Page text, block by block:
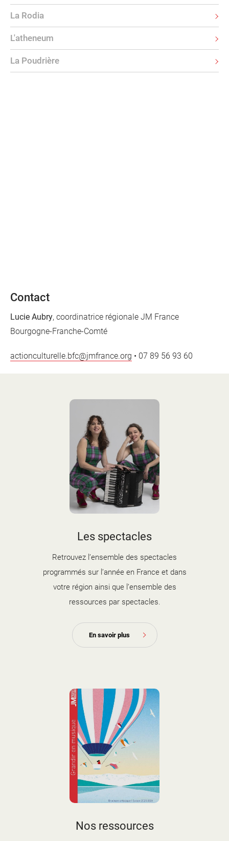
La Rodia
L'atheneum
La Poudrière
Contact
Lucie Aubry, coordinatrice régionale JM France
Bourgogne-Franche-Comté
actionculturelle.bfc@jmfrance.org • 07 89 56 93 60
Les spectacles
Retrouvez l’ensemble des spectacles
programmés sur l’année en France et dans
votre région ainsi que l’ensemble des
ressources par spectacles.
En savoir plus
2025-2026.jpg
Nos ressources